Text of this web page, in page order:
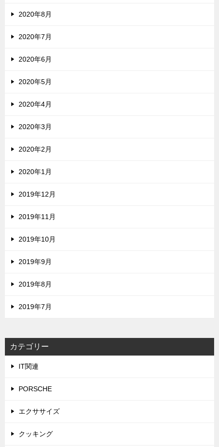
2020年8月
2020年7月
2020年6月
2020年5月
2020年4月
2020年3月
2020年2月
2020年1月
2019年12月
2019年11月
2019年10月
2019年9月
2019年8月
2019年7月
カテゴリー
IT関連
PORSCHE
エクササイズ
クッキング